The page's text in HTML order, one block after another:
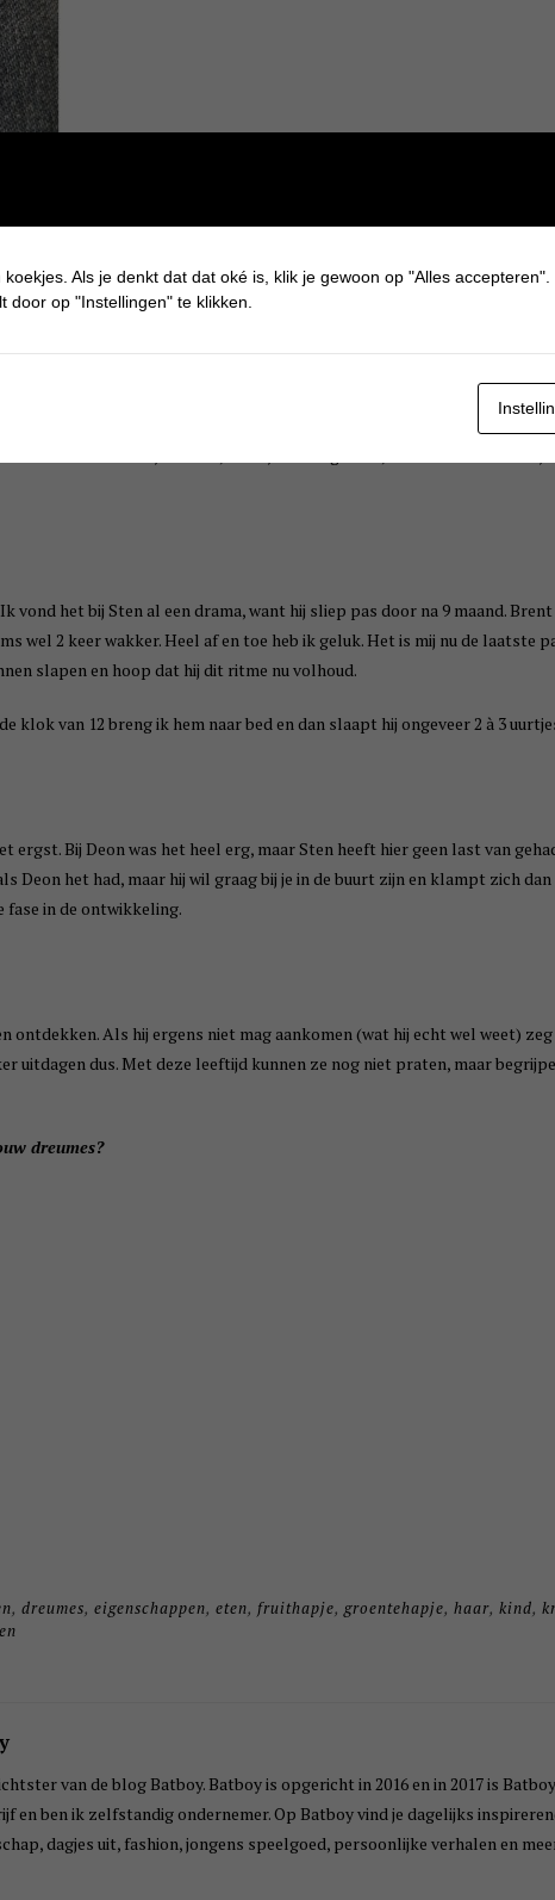
natte
niks. Wanneer ik hem een fruit- of groentehapje geef en er zitten dikke
weer uit. Ik ben dus maar eerst weer van voor af aan begonnen en hem
opgebouwd en nu begint hij het wel te eten. Maar wil hij niet meer dan
waren wel makkelijke eters, maar ja dat zegt niks, want nu lust Deon bijna
vond het bij Sten al een drama, want hij sliep pas door na 9 maand. Brent
wel 2 keer wakker. Heel af en toe heb ik geluk. Het is mij nu de laatste
slapen en hoop dat hij dit ritme nu volhoud.
klok van 12 breng ik hem naar bed en dan slaapt hij ongeveer 2 à 3
ergst. Bij Deon was het heel erg, maar Sten heeft hier geen last van
Deon het had, maar hij wil graag bij je in de buurt zijn en klampt zich dan
fase in de ontwikkeling.
ontdekken. Als hij ergens niet mag aankomen (wat hij echt wel weet)
uitdagen dus. Met deze leeftijd kunnen ze nog niet praten, maar
dreumes?
,dreumes,eigenschappen,eten, fruithapje,groentehapje,haar,kind,
van de blog Batboy. Batboy is opgericht in 2016 en in 2017 is Batboy
en ben ik zelfstandig ondernemer. Op Batboy vind je dagelijks
dagjes uit, fashion, jongens speelgoed, persoonlijke verhalen en
koekjes. Als je denkt dat dat oké is, klik je gewoon op "Alles
door op "Instellingen" te klikken.